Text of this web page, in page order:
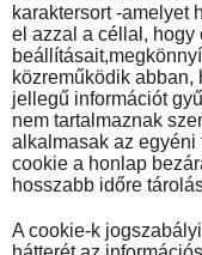
karaktersort -amelyet
el azzal a céllal, hogy
közreműködik abban,
jellegű információt
nem tartalmaznak
alkalmasak az
cookie a honlap
hosszabb időre
A cookie-k